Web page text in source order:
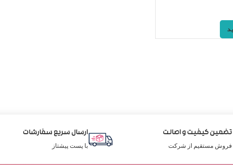
تضمین کیفیت و اصالت
فروش مستقیم از شرکت
ارسال سریع سفارشات
با پست پیشتاز